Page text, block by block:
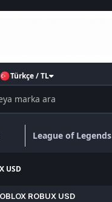
Türkçe / TL
League of Legends
USD
ROBUX USD